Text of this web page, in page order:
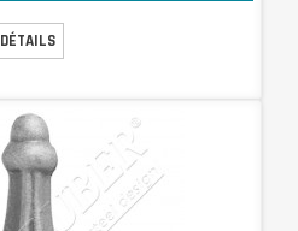
DÉTAILS